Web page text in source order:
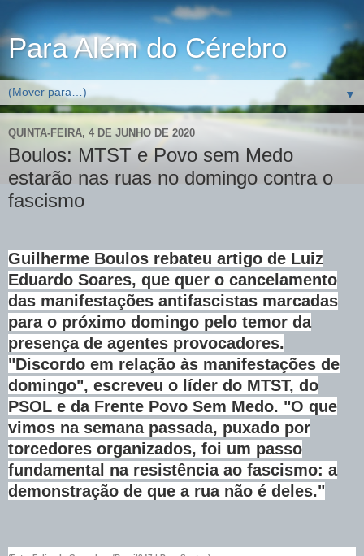
Para Além do Cérebro
▼
QUINTA-FEIRA, 4 DE JUNHO DE 2020
Boulos: MTST e Povo sem Medo
estarão nas ruas no domingo contra o
fascismo
Guilherme Boulos rebateu artigo de Luiz
Eduardo Soares, que quer o cancelamento
das manifestações antifascistas marcadas
para o próximo domingo pelo temor da
presença de agentes provocadores.
"Discordo em relação às manifestações de
domingo", escreveu o líder do MTST, do
PSOL e da Frente Povo Sem Medo. "O que
vimos na semana passada, puxado por
torcedores organizados, foi um passo
fundamental na resistência ao fascismo: a
demonstração de que a rua não é deles."